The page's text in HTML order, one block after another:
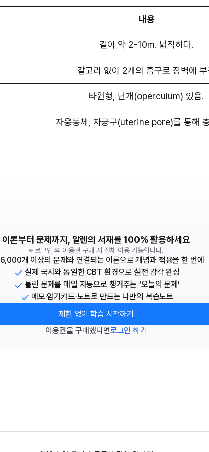
내용
길이 약 2-10m. 넓적하다.
갈고리 없이 2개의 흡구로 장벽에
타원형, 난개(operculum) 있음.
자웅동체, 자궁구(uterine pore)를 통해
이론부터 문제까지, 알렌의 서재를 100% 활용하세요
※ 로그인 후 이용권 구매 시 전체 이용 가능합니다.
6,000개 이상의 문제와 연결되는 이론으로 개념과 적용을 한 번에
실제 국시와 동일한 CBT 환경으로 실전 감각 완성
틀린 문제를 매일 자동으로 챙겨주는 ‘오늘의 문제’
메모·암기카드·노트로 만드는 나만의 복습노트
제한 없이 학습 시작하기
이용권을 구매했다면로그인 하기